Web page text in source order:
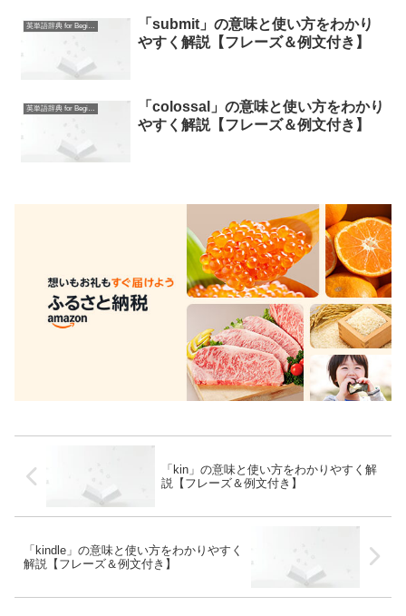
英単語辞典 for Beginners
「submit」の意味と使い方をわかり
やすく解説【フレーズ＆例文付き】
英単語辞典 for Beginners
「colossal」の意味と使い方をわかり
やすく解説【フレーズ＆例文付き】
「kin」の意味と使い方をわかりやすく解
説【フレーズ＆例文付き】
「kindle」の意味と使い方をわかりやすく
解説【フレーズ＆例文付き】